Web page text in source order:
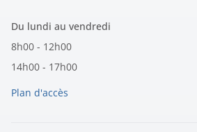
Du lundi au vendredi
8h00 - 12h00
14h00 - 17h00
Plan d'accès